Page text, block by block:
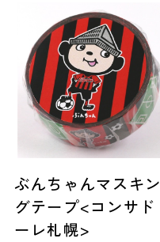
ぶんちゃんマスキン
グテープ<コンサド
ーレ札幌>